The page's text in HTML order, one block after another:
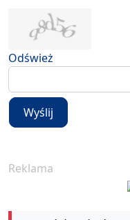
Odśwież
Wyślij
Reklama